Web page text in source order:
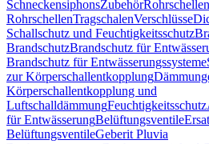
SchneckensiphonsZubehörRohrschellen
RohrschellenTragschalenVerschlüsse
Schallschutz und Feuchtigkeitsschutz
BrandschutzBrandschutz für
Brandschutz für Entwässerungssysteme
zur Körperschallentkopplung
Körperschallentkopplung und
LuftschalldämmungFeuchtigkeitsschutz
für EntwässerungBelüftungsventile
BelüftungsventileGeberit Pluvia